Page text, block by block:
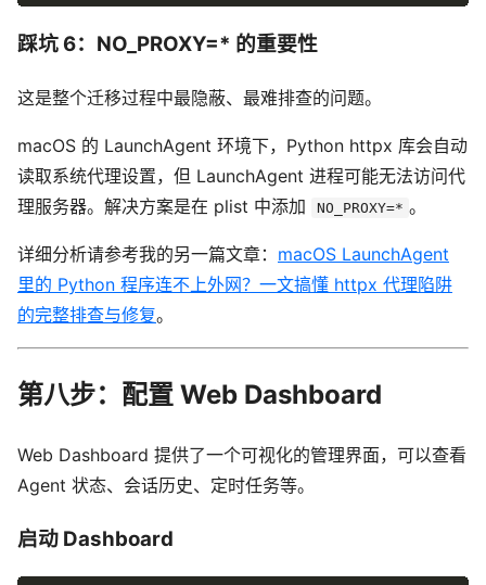
踩坑 6：NO_PROXY=* 的重要性
这是整个迁移过程中最隐蔽、最难排查的问题。
macOS 的 LaunchAgent 环境下，Python httpx 库会自动
读取系统代理设置，但 LaunchAgent 进程可能无法访问代
理服务器。解决方案是在 plist 中添加
NO_PROXY=* 。
详细分析请参考我的另一篇文章： macOS LaunchAgent
里的 Python 程序连不上外网？一文搞懂 httpx 代理陷阱
的完整排查与修复。
第八步：配置 Web Dashboard
Web Dashboard 提供了一个可视化的管理界面，可以查看
Agent 状态、会话历史、定时任务等。
启动 Dashboard